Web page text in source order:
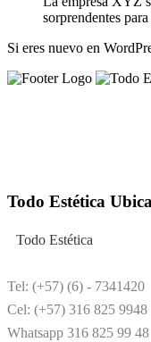
sorprendentes
Si eres nuevo en
Todo Estética
Todo Estética
Tel: (+57) (6) - 7341420
Cel: (+57) 316 825 9948
Whatsapp 316 825 99 48